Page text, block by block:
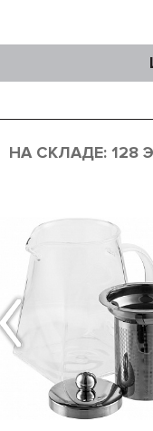
НА СКЛАДЕ: 128